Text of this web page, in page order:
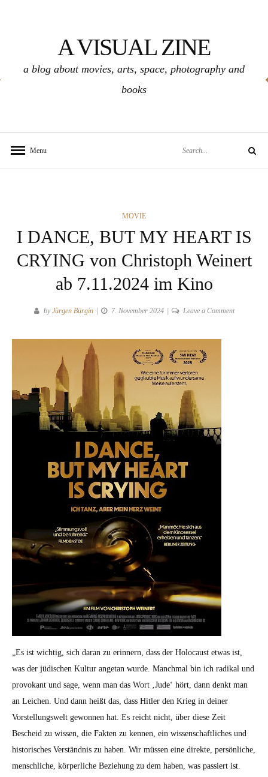
A VISUAL ZINE
a blog about movies, arts, space, photography and
books
Menu Search
CATEGORIES
MOVIE
I DANCE, BUT MY HEART IS
CRYING von Christoph Weinert
ab 7.11.2024 im Kino
byJürgen Bürgin 7. November 2024 Leave a Commenton
„Es ist wichtig, sich daran zu erin­nern, dass der Holo­caust etwas ist,
was der jüdis­chen Kul­tur ange­tan wurde. Manch­mal bin ich radikal und
pro­vokant und sage, wenn man das Wort ‚Jude‘ hört, dann denkt man
an Leichen. Und dann heißt das, dass Hitler den Krieg in dein­er
Vorstel­lungswelt gewon­nen hat. Es reicht nicht, über diese Zeit
Bescheid zu wis­sen, die Fak­ten zu ken­nen, ein wis­senschaftlich­es und
his­torisches Ver­ständ­nis zu haben. Wir müssen eine direk­te, per­sön­liche,
men­schliche, kör­per­liche Beziehung zu dem haben, was passiert ist.